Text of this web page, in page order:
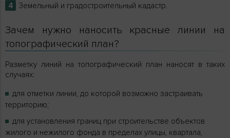
Земельный и градостроительный кадастр.
Зачем нужно наносить красные линии на
топографический план?
Разметку линий на топографический план наносят в таких
случаях:
для отметки линии, до которой возможно застраивать
территорию;
для установления границ при строительстве объектов
жилого и нежилого фонда в пределах улицы, квартала,